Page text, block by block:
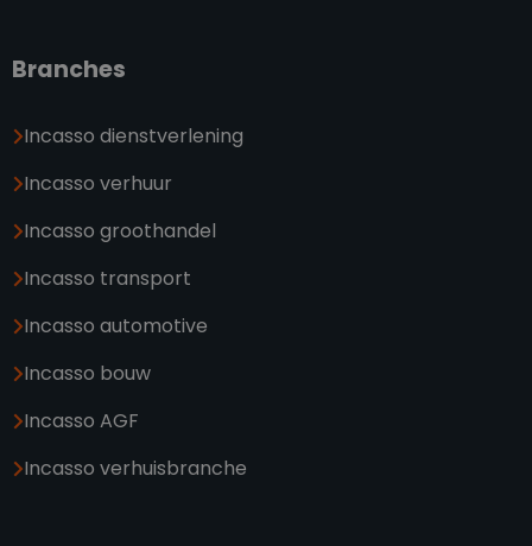
Branches
Incasso dienstverlening
Incasso verhuur
Incasso groothandel
Incasso transport
Incasso automotive
Incasso bouw
Incasso AGF
Incasso verhuisbranche